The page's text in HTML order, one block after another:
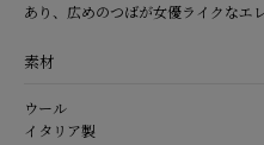
あり、広めのつばが女優ライクなエ
素材
ウール
イタリア製